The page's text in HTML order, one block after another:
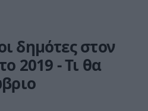
δημότες στον
2019 - Τι θα